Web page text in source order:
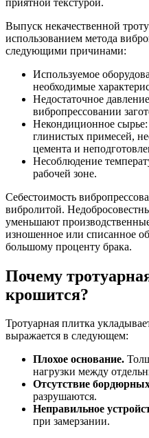
Выпуск некачественной
использованием метода
следующими причинами:
Используемое
необходимые
Недостаточное
вибропрессовании
Некондиционное
глинистых примесей,
цемента и
Несоблюдение
рабочей зоне.
Себестоимость
вибролитой.
уменьшают
изношенное или списанное
большому проценту брака.
Почему
крошится?
Тротуарная плитка
выражается в следующем:
Плохое основание.
нагрузки между
Отсутствие
разрушаются.
Неправильное
при замерзании.